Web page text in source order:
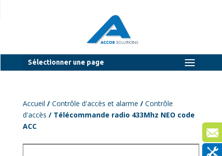
Sélectionner une page
Accueil / Contrôle d'accès et alarme / Contrôle
d'accès / Télécommande radio 433Mhz NEO code
ACC